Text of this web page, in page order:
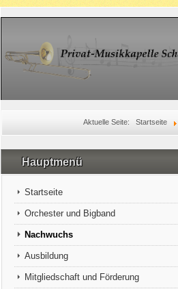
Aktuelle Seite: Startseite
Hauptmenü
Startseite
Orchester und Bigband
Nachwuchs
Ausbildung
Mitgliedschaft und Förderung